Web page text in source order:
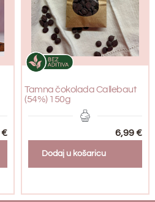
€
Tamna čokolada Callebaut
(54%) 150g
6,99€
Dodaj u košaricu